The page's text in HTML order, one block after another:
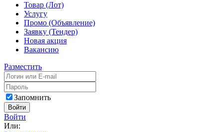
Товар (Лот)
Услугу
Промо (Объявление)
Заявку (Тендер)
Новая акция
Вакансию
Разместить
Запомнить
Войти
Войти
Или: